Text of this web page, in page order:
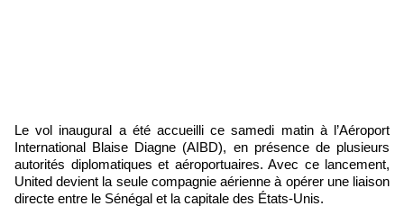
Le vol inaugural a été accueilli ce samedi matin à l’Aéroport
International Blaise Diagne (AIBD), en présence de plusieurs
autorités diplomatiques et aéroportuaires. Avec ce lancement,
United devient la seule compagnie aérienne à opérer une liaison
directe entre le Sénégal et la capitale des États-Unis.